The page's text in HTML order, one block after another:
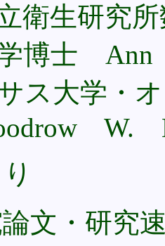
衛生研究
博士
ス大学・
W.
文・研究